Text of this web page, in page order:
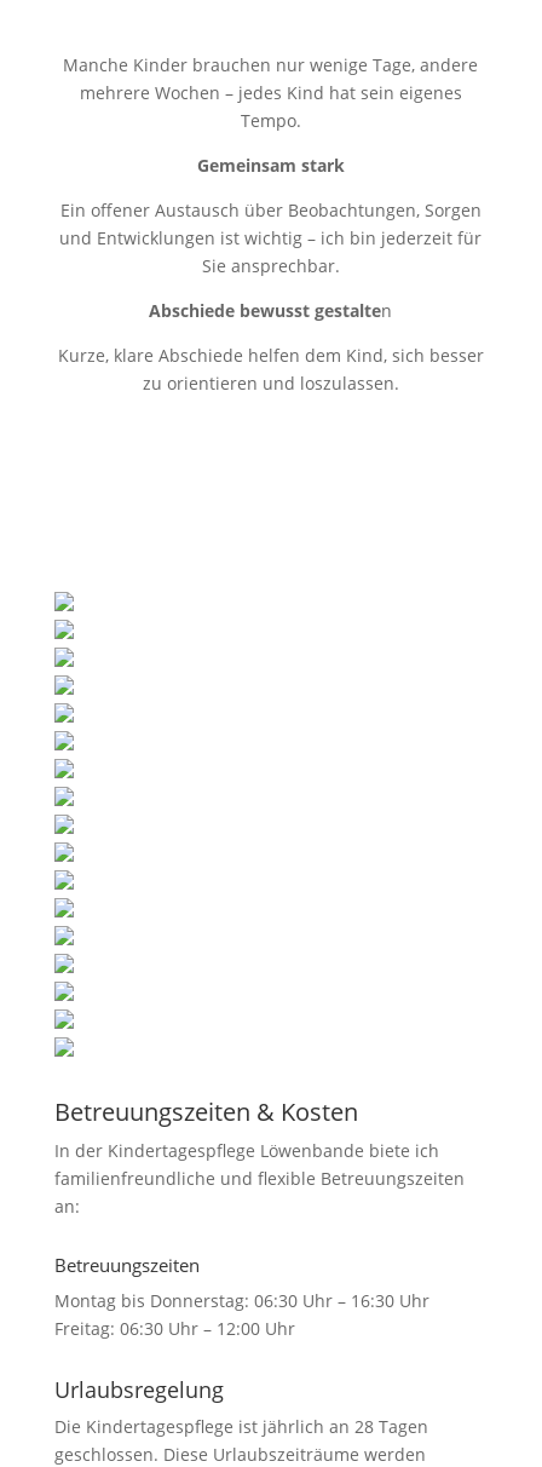
Manche Kinder brauchen nur wenige Tage, andere
mehrere Wochen – jedes Kind hat sein eigenes
Tempo.
Gemeinsam stark
Ein offener Austausch über Beobachtungen, Sorgen
und Entwicklungen ist wichtig – ich bin jederzeit für
Sie ansprechbar.
Abschiede bewusst gestalten
Kurze, klare Abschiede helfen dem Kind, sich besser
zu orientieren und loszulassen.
Betreuungszeiten & Kosten
In der Kindertagespflege Löwenbande biete ich
familienfreundliche und flexible Betreuungszeiten
an:
Betreuungszeiten
Montag bis Donnerstag: 06:30 Uhr – 16:30 Uhr
Freitag: 06:30 Uhr – 12:00 Uhr
Urlaubsregelung
Die Kindertagespflege ist jährlich an 28 Tagen
geschlossen. Diese Urlaubszeiträume werden